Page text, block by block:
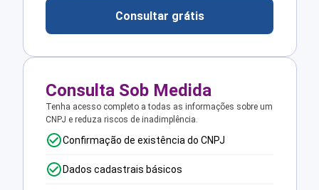
Consultar grátis
Consulta Sob Medida
Tenha acesso completo a todas as informações sobre um
CNPJ e reduza riscos de inadimplência.
Confirmação de existência do CNPJ
Dados cadastrais básicos